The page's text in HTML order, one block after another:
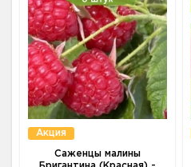
Акция
Саженцы малины